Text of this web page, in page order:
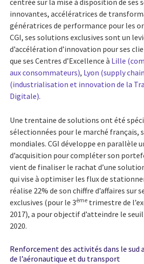
innovantes, accélératrices de
génératrices de performance pour les
CGI, ses solutions exclusives sont un
d’accélération d’innovation pour ses
que ses Centres d’Excellence à Lille
aux consommateurs), Lyon (supply
(industrialisation et innovation de la
Digitale).
Une trentaine de solutions ont été
sélectionnées pour le marché français,
mondiales. CGI développe en parallèle
d’acquisition pour compléter son
vient de finaliser le rachat d’une
qui vise à optimiser les flux de
réalise 22% de son chiffre d’affaires sur
exclusives (pour le 3ème trimestre de
2017), a pour objectif d’atteindre le
2020.
Renforcement des activités dans le sud
de l’aéronautique et du transport